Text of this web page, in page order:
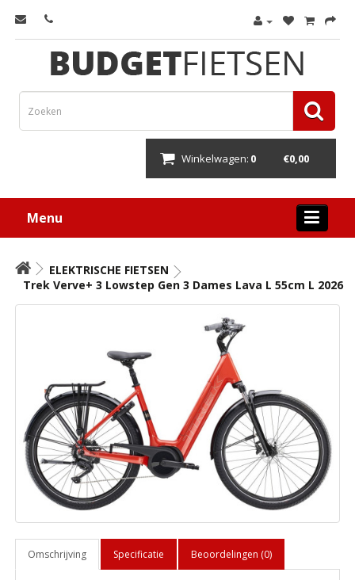
Winkelwagen: 0 €0,00
Menu
ELEKTRISCHE FIETSEN
Trek Verve+ 3 Lowstep Gen 3 Dames Lava L 55cm L 2026
Omschrijving Specificatie Beoordelingen (0)